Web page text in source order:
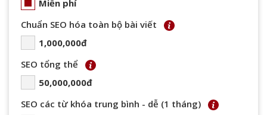
Miễn phí
Chuẩn SEO hóa toàn bộ bài viết
1,000,000đ
SEO tổng thể
50,000,000đ
SEO các từ khóa trung bình - dễ (1 tháng)